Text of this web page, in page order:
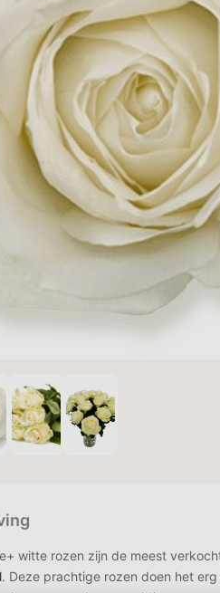
witte rozen zijn de meest
. Deze prachtige rozen doen het